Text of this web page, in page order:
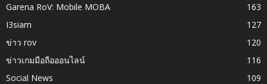
Garena RoV: Mobile MOBA
163
I3siam
127
ข่าว rov
120
ข่าวเกมมือถือออนไลน์
116
Social News
109